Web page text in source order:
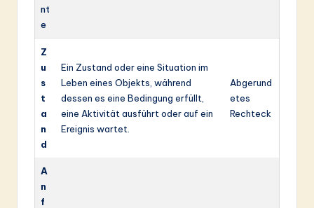
nt
e
Z
u
s
t
a
n
d
Ein Zustand oder eine Situation im
Leben eines Objekts, während
dessen es eine Bedingung erfüllt,
eine Aktivität ausführt oder auf ein
Ereignis wartet.
Abgerund
etes
Rechteck
A
n
f